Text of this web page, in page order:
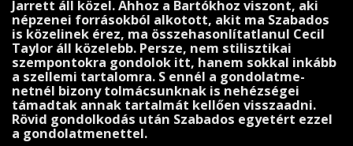
Jarrett áll közel. Ahhoz a Bartókhoz viszont, aki
népzenei forrásokból alkotott, akit ma Szabados
is közelinek érez, ma összehasonlítatlanul Cecil
Taylor áll közelebb. Persze, nem stilisztikai
szempontokra gondolok itt, hanem sokkal inkább
a szellemi tartalomra. S ennél a gondolatme­
netnél bizony tolmácsunknak is nehézségei
támadtak annak tartalmát kellően visszaadni.
Rövid gondolkodás után Szabados egyetért ezzel
a gondolatmenettel.